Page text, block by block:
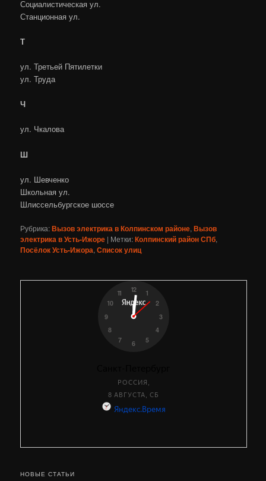
Социалистическая ул.
Станционная ул.
Т
ул. Третьей Пятилетки
ул. Труда
Ч
ул. Чкалова
Ш
ул. Шевченко
Школьная ул.
Шлиссельбургское шоссе
Рубрика:Вызов электрика в Колпинском районе,Вызов
электрика в Усть-Ижоре | Метки:Колпинский район СПб,
Посёлок Усть-Ижора,Список улиц
НОВЫЕ СТАТЬИ